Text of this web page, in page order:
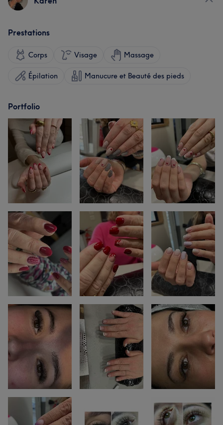
Prestations
Corps Visage Massage
Épilation Manucure et Beauté des pieds
Portfolio